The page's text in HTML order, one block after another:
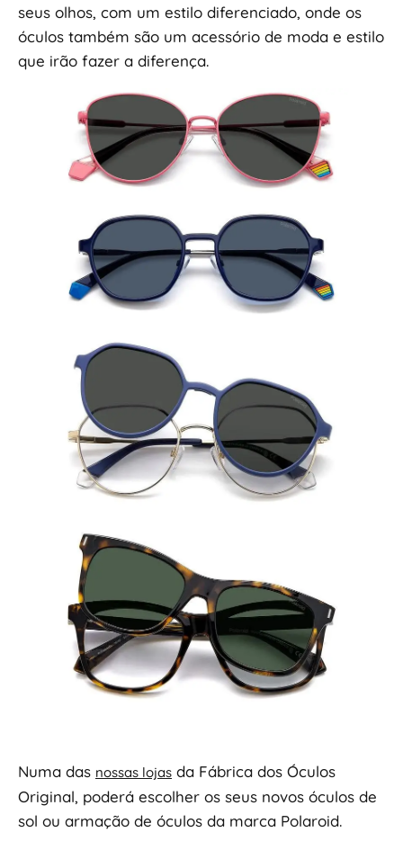
seus olhos, com um estilo diferenciado, onde os
óculos também são um acessório de moda e estilo
que irão fazer a diferença.
Numa das nossas lojas da Fábrica dos Óculos
Original, poderá escolher os seus novos óculos de
sol ou armação de óculos da marca Polaroid.